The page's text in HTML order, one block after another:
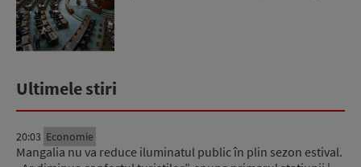
Ultimele stiri
20:03 Economie
Mangalia nu va reduce iluminatul public în plin sezon estival.